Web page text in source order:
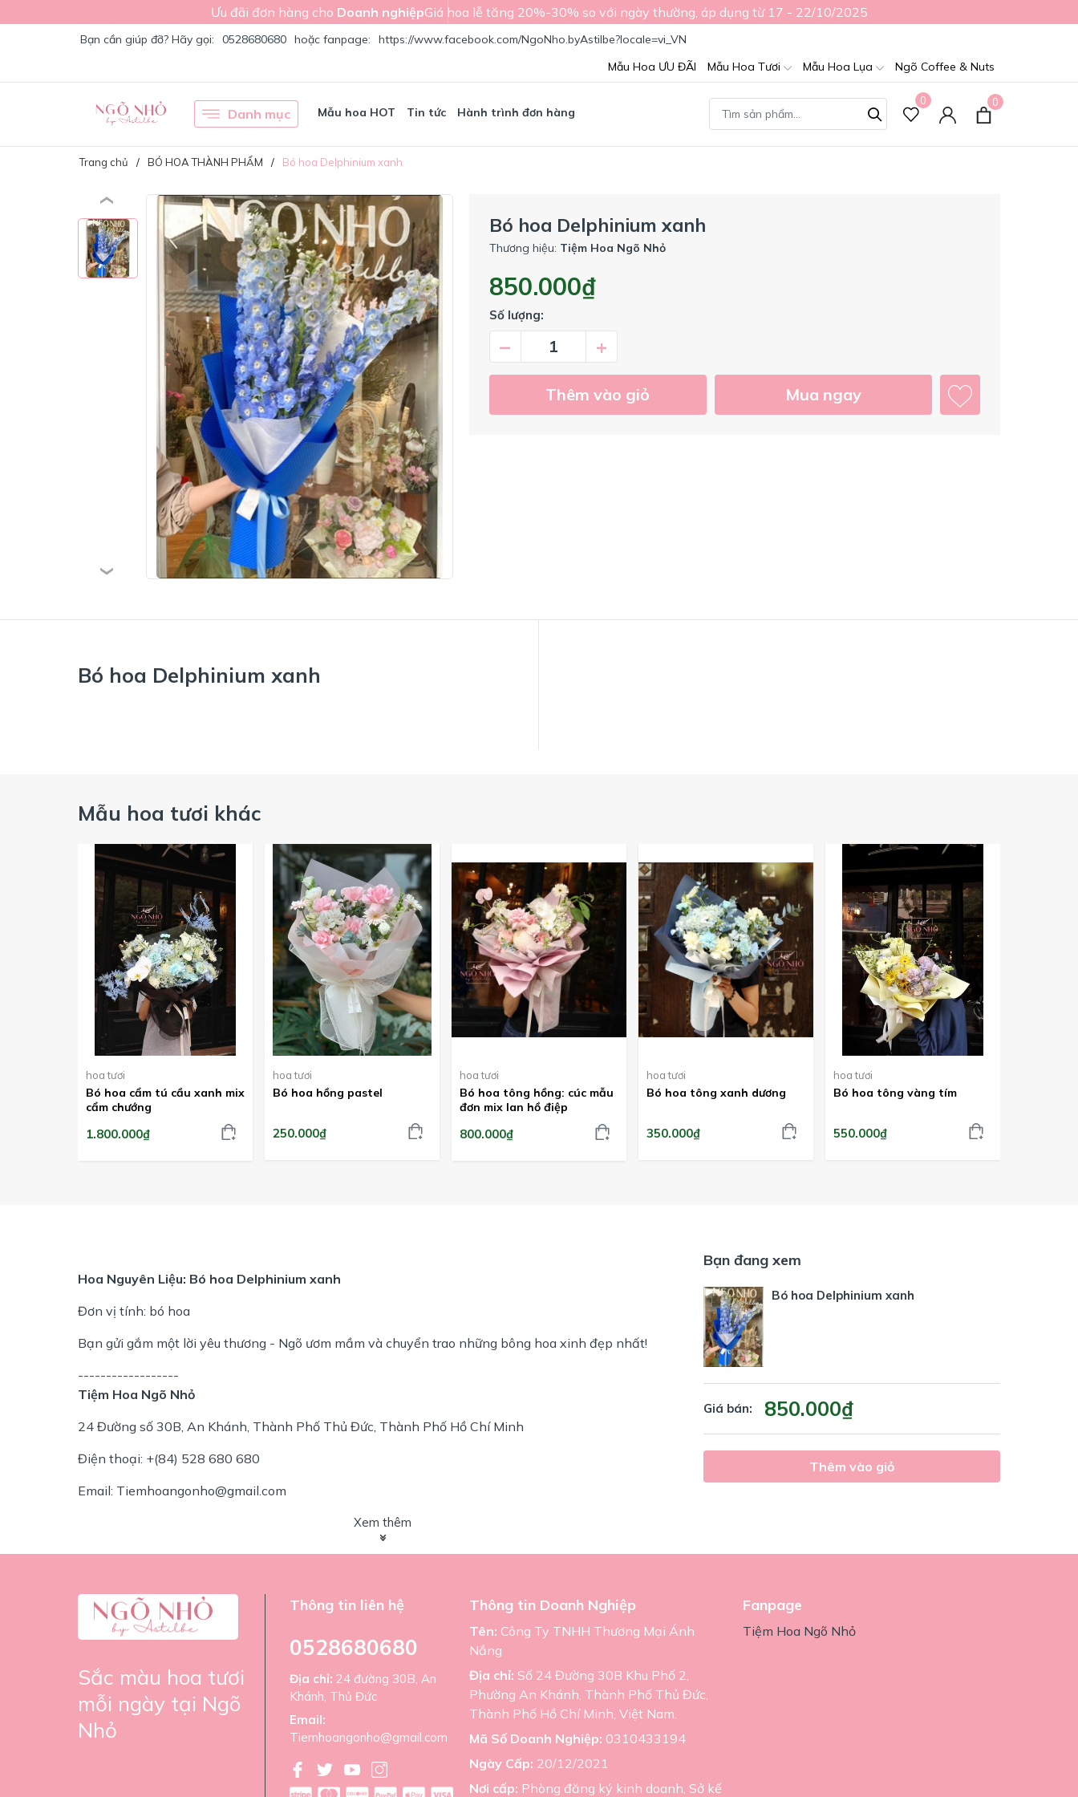
Ưu đãi đơn hàng cho Doanh nghiệpGiá hoa lễ tăng 20%-30% so với ngày thường, áp dụng từ 17 - 22/10/2025
Bạn cần giúp đỡ? Hãy gọi: 0528680680 hoặc fanpage:
https://www.facebook.com/NgoNho.byAstilbe?locale=vi_VN
Mẫu Hoa ƯU ĐÃI
Mẫu Hoa Tươi Mẫu Hoa Lụa Ngõ Coffee & Nuts
Danh mục Mẫu hoa HOT Tin tức Hành trình đơn hàng
0 0
Trang chủ BÓ HOA THÀNH PHẨM Bó hoa Delphinium xanh
Bó hoa Delphinium xanh
Thương hiệu: Tiệm Hoa Ngõ Nhỏ
850.000₫
Số lượng:
– +
Thêm vào giỏ Mua ngay
Bó hoa Delphinium xanh
Mẫu hoa tươi khác
hoa tươi
Bó hoa cẩm tú cầu xanh mix
cẩm chướng
1.800.000₫
hoa tươi
Bó hoa hồng pastel
250.000₫
hoa tươi
Bó hoa tông hồng: cúc mẫu
đơn mix lan hồ điệp
800.000₫
hoa tươi
Bó hoa tông xanh dương
350.000₫
hoa tươi
Bó hoa tông vàng tím
550.000₫
Hoa Nguyên Liệu: Bó hoa Delphinium xanh
Đơn vị tính: bó hoa
Bạn gửi gắm một lời yêu thương - Ngõ ươm mầm và chuyển trao những bông hoa xinh đẹp nhất!
------------------
Tiệm Hoa Ngõ Nhỏ
24 Đường số 30B, An Khánh, Thành Phố Thủ Đức, Thành Phố Hồ Chí Minh
Điện thoại: +(84) 528 680 680
Email: Tiemhoangonho@gmail.com
Xem thêm
Bạn đang xem
Bó hoa Delphinium xanh
Giá bán: 850.000₫
Thêm vào giỏ
Sắc màu hoa tươi
mỗi ngày tại Ngõ
Nhỏ
Thông tin liên hệ
0528680680
Địa chỉ: 24 đường 30B, An
Khánh, Thủ Đức
Email:
Tiemhoangonho@gmail.com
Thông tin Doanh Nghiệp
Tên: Công Ty TNHH Thương Mại Ánh
Nắng
Địa chỉ: Số 24 Đường 30B Khu Phố 2,
Phường An Khánh, Thành Phố Thủ Đức,
Thành Phố Hồ Chí Minh, Việt Nam.
Mã Số Doanh Nghiệp: 0310433194
Ngày Cấp: 20/12/2021
Nơi cấp: Phòng đăng ký kinh doanh, Sở kế
Fanpage
Tiệm Hoa Ngõ Nhỏ